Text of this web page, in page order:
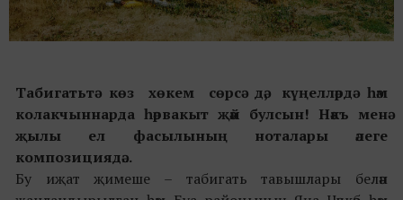
Табигатьтә көз хөкем сөрсә дә, күңелләрдә һәм
колакчыннарда һәрвакыт җәй булсын! Нәкъ менә
җылы ел фасылының ноталары әлеге
композициядә...
Бу иҗат җимеше – табигать тавышлары белән